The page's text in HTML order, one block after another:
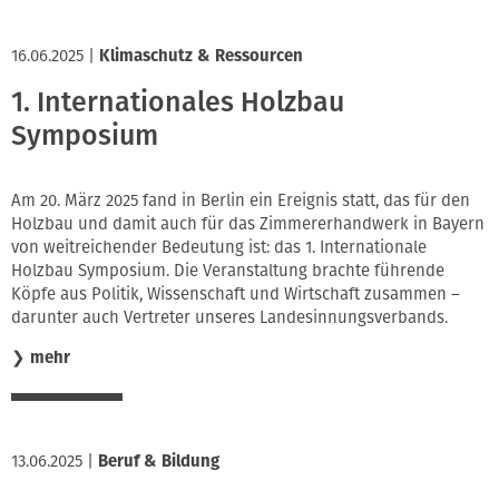
16.06.2025 Klimaschutz & Ressourcen
1. Internationales Holzbau
Symposium
Am 20. März 2025 fand in Berlin ein Ereignis statt, das für den
Holzbau und damit auch für das Zimmererhandwerk in Bayern
von weitreichender Bedeutung ist: das 1. Internationale
Holzbau Symposium. Die Veranstaltung brachte führende
Köpfe aus Politik, Wissenschaft und Wirtschaft zusammen –
darunter auch Vertreter unseres Landesinnungsverbands.
❯ mehr
13.06.2025 Beruf & Bildung